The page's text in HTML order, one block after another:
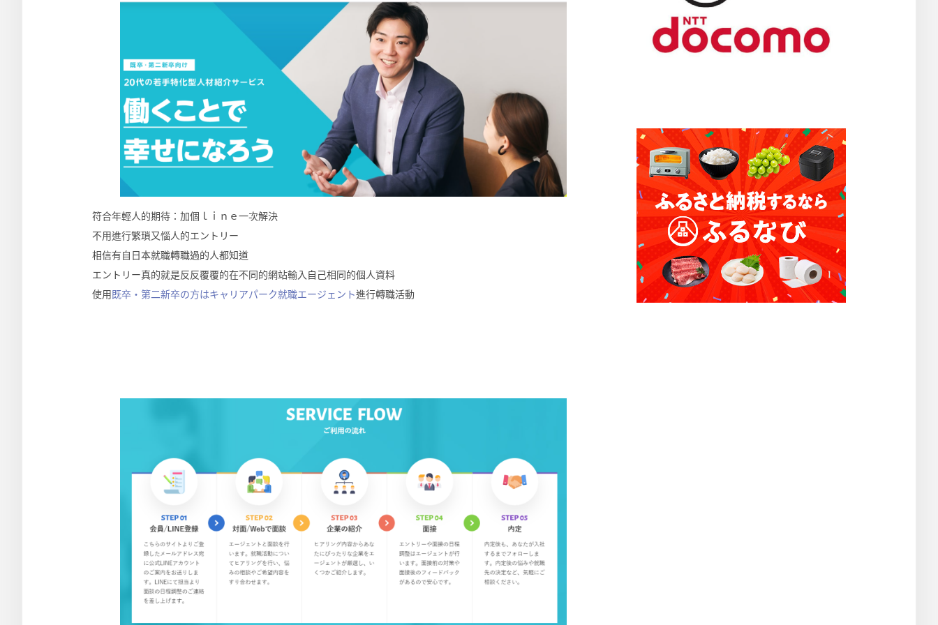
符合年輕人的期待：加個ｌｉｎｅ一次解決
不用進行繁瑣又惱人的エントリー
相信有自日本就職轉職過的人都知道
エントリー真的就是反反覆覆的在不同的網站輸入自己相同的個人資料
使用既卒・第二新卒の方はキャリアパーク就職エージェント進行轉職活動